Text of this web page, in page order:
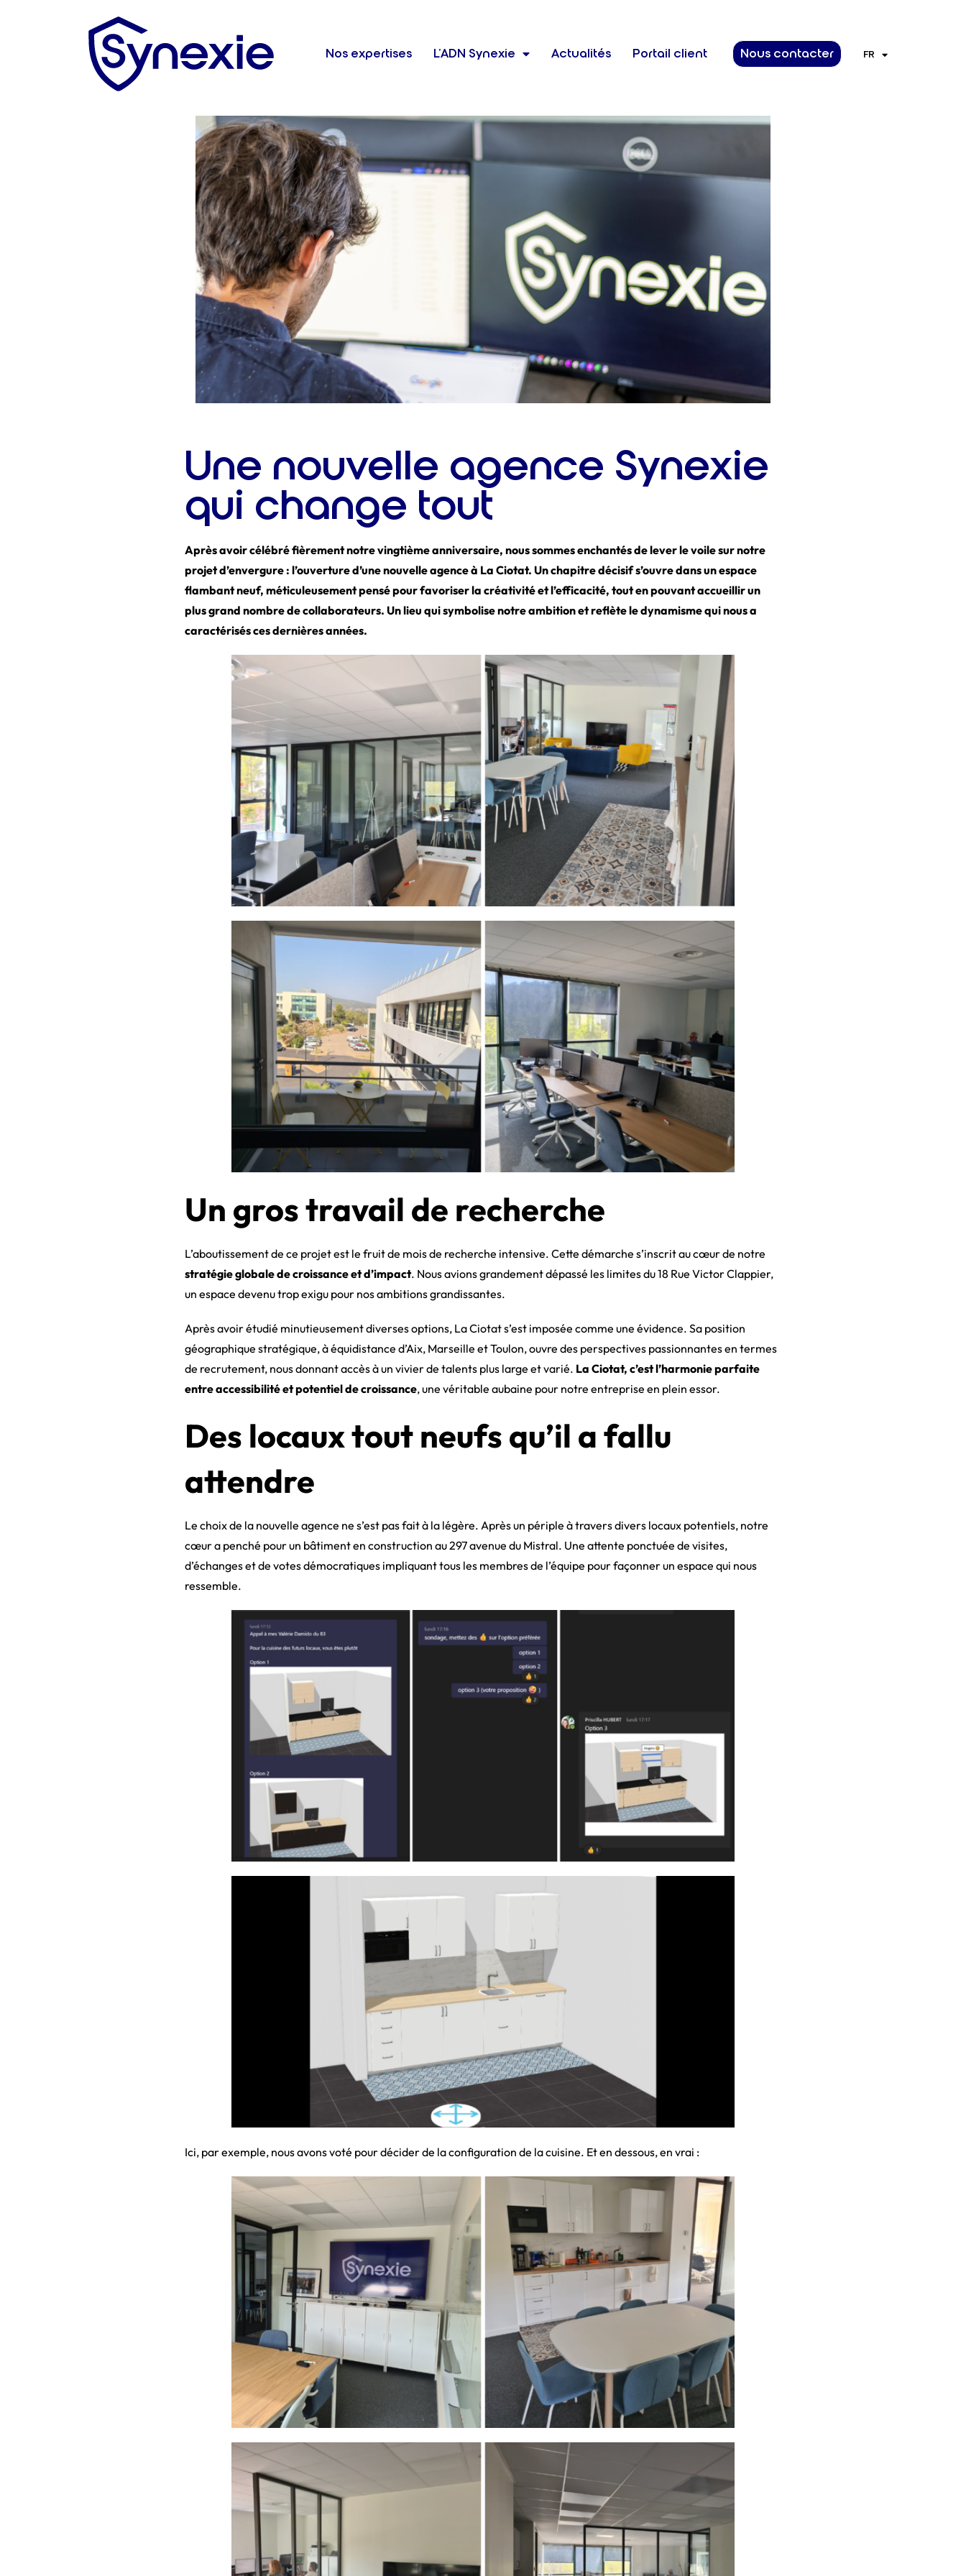
Nos expertises L’ADN Synexie Actualités Portail client Nous contacter FR
EN
Une nouvelle agence Synexie
qui change tout
Après avoir célébré fièrement notre vingtième anniversaire, nous sommes enchantés de lever le voile sur notre
projet d’envergure : l’ouverture d’une nouvelle agence à La Ciotat. Un chapitre décisif s’ouvre dans un espace
flambant neuf, méticuleusement pensé pour favoriser la créativité et l’efficacité, tout en pouvant accueillir un
plus grand nombre de collaborateurs. Un lieu qui symbolise notre ambition et reflète le dynamisme qui nous a
caractérisés ces dernières années.
Un gros travail de recherche
L’aboutissement de ce projet est le fruit de mois de recherche intensive. Cette démarche s’inscrit au cœur de notre
stratégie globale de croissance et d’impact. Nous avions grandement dépassé les limites du 18 Rue Victor Clappier,
un espace devenu trop exigu pour nos ambitions grandissantes.
Après avoir étudié minutieusement diverses options, La Ciotat s’est imposée comme une évidence. Sa position
géographique stratégique, à équidistance d’Aix, Marseille et Toulon, ouvre des perspectives passionnantes en termes
de recrutement, nous donnant accès à un vivier de talents plus large et varié. La Ciotat, c’est l’harmonie parfaite
entre accessibilité et potentiel de croissance, une véritable aubaine pour notre entreprise en plein essor.
Des locaux tout neufs qu’il a fallu
attendre
Le choix de la nouvelle agence ne s’est pas fait à la légère. Après un périple à travers divers locaux potentiels, notre
cœur a penché pour un bâtiment en construction au 297 avenue du Mistral. Une attente ponctuée de visites,
d’échanges et de votes démocratiques impliquant tous les membres de l’équipe pour façonner un espace qui nous
ressemble.
Ici, par exemple, nous avons voté pour décider de la configuration de la cuisine. Et en dessous, en vrai :